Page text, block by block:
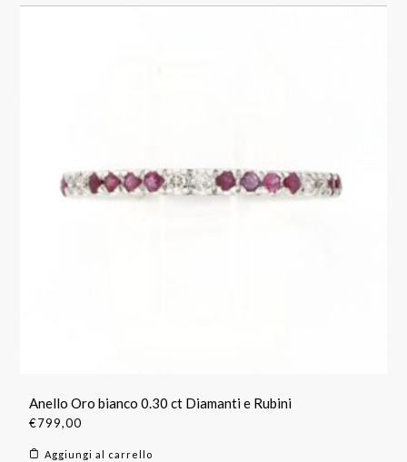
Anello Oro bianco 0.30 ct Diamanti e Rubini
€799,00
Aggiungi al carrello